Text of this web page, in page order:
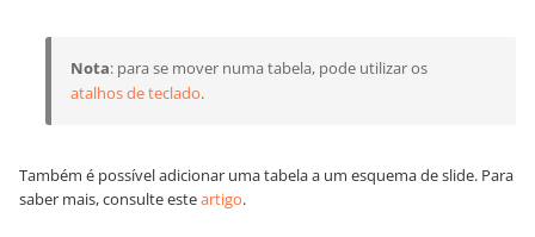
Nota: para se mover numa tabela, pode utilizar os
atalhos de teclado.
Também é possível adicionar uma tabela a um esquema de slide. Para
saber mais, consulte esteartigo.